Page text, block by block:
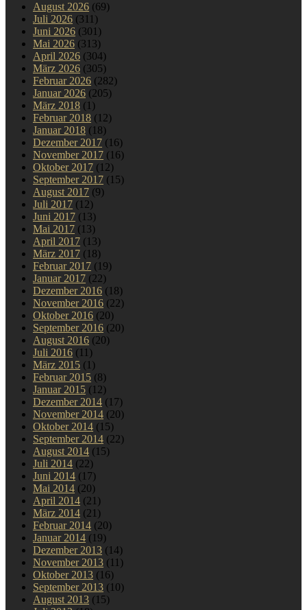
August 2026 (69)
Juli 2026 (311)
Juni 2026 (301)
Mai 2026 (313)
April 2026 (304)
März 2026 (305)
Februar 2026 (282)
Januar 2026 (205)
März 2018 (1)
Februar 2018 (12)
Januar 2018 (18)
Dezember 2017 (16)
November 2017 (16)
Oktober 2017 (12)
September 2017 (15)
August 2017 (9)
Juli 2017 (12)
Juni 2017 (13)
Mai 2017 (13)
April 2017 (13)
März 2017 (18)
Februar 2017 (19)
Januar 2017 (22)
Dezember 2016 (18)
November 2016 (22)
Oktober 2016 (20)
September 2016 (20)
August 2016 (20)
Juli 2016 (11)
März 2015 (1)
Februar 2015 (8)
Januar 2015 (12)
Dezember 2014 (17)
November 2014 (20)
Oktober 2014 (15)
September 2014 (22)
August 2014 (15)
Juli 2014 (22)
Juni 2014 (17)
Mai 2014 (20)
April 2014 (21)
März 2014 (21)
Februar 2014 (20)
Januar 2014 (19)
Dezember 2013 (14)
November 2013 (11)
Oktober 2013 (16)
September 2013 (10)
August 2013 (15)